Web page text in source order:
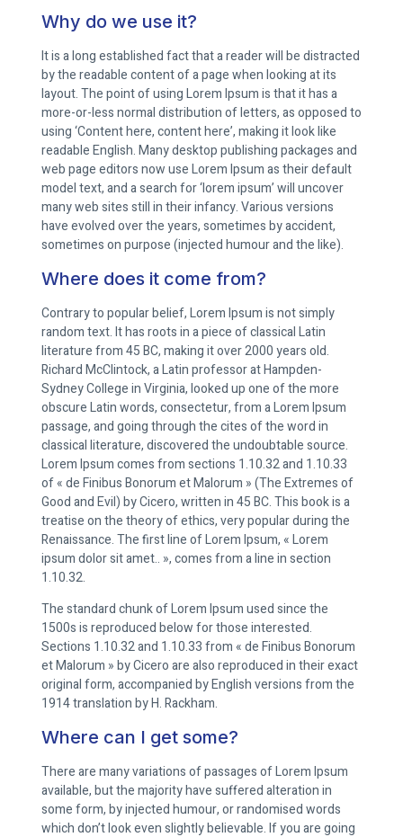
Why do we use it?
It is a long established fact that a reader will be distracted
by the readable content of a page when looking at its
layout. The point of using Lorem Ipsum is that it has a
more-or-less normal distribution of letters, as opposed to
using ‘Content here, content here’, making it look like
readable English. Many desktop publishing packages and
web page editors now use Lorem Ipsum as their default
model text, and a search for ‘lorem ipsum’ will uncover
many web sites still in their infancy. Various versions
have evolved over the years, sometimes by accident,
sometimes on purpose (injected humour and the like).
Where does it come from?
Contrary to popular belief, Lorem Ipsum is not simply
random text. It has roots in a piece of classical Latin
literature from 45 BC, making it over 2000 years old.
Richard McClintock, a Latin professor at Hampden-
Sydney College in Virginia, looked up one of the more
obscure Latin words, consectetur, from a Lorem Ipsum
passage, and going through the cites of the word in
classical literature, discovered the undoubtable source.
Lorem Ipsum comes from sections 1.10.32 and 1.10.33
of « de Finibus Bonorum et Malorum » (The Extremes of
Good and Evil) by Cicero, written in 45 BC. This book is a
treatise on the theory of ethics, very popular during the
Renaissance. The first line of Lorem Ipsum, « Lorem
ipsum dolor sit amet.. », comes from a line in section
1.10.32.
The standard chunk of Lorem Ipsum used since the
1500s is reproduced below for those interested.
Sections 1.10.32 and 1.10.33 from « de Finibus Bonorum
et Malorum » by Cicero are also reproduced in their exact
original form, accompanied by English versions from the
1914 translation by H. Rackham.
Where can I get some?
There are many variations of passages of Lorem Ipsum
available, but the majority have suffered alteration in
some form, by injected humour, or randomised words
which don’t look even slightly believable. If you are going